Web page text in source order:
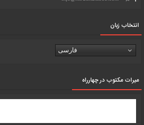
انتخاب زبان
فارسی
میرات مکتوب در چهارراه